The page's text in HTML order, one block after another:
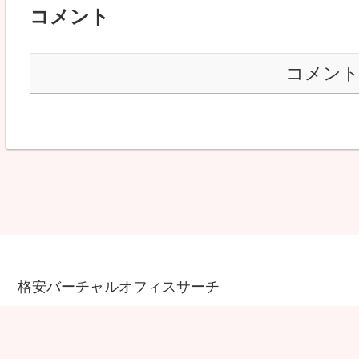
コメント
コメン
格安バーチャルオフィスサーチ